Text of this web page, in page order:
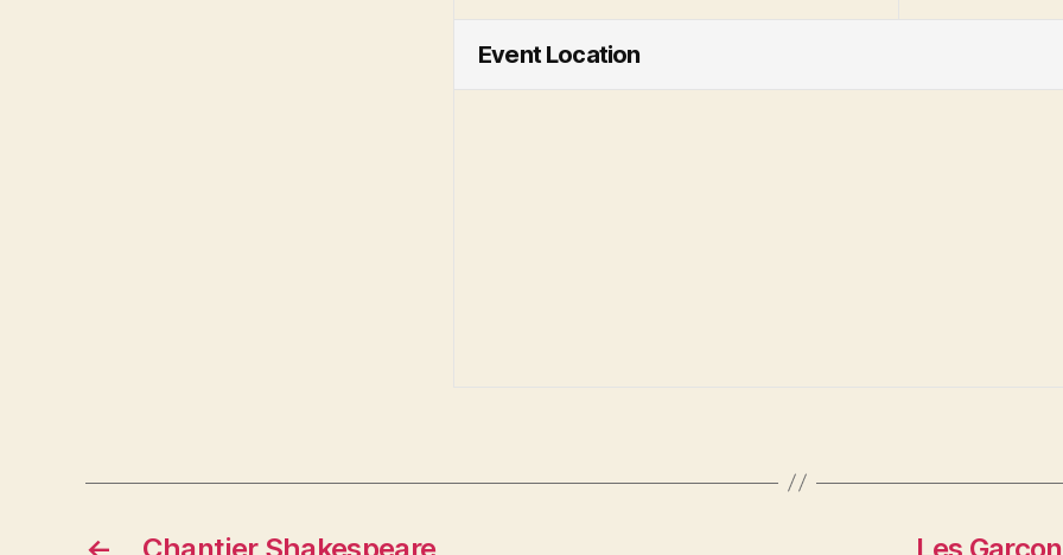
Event Location